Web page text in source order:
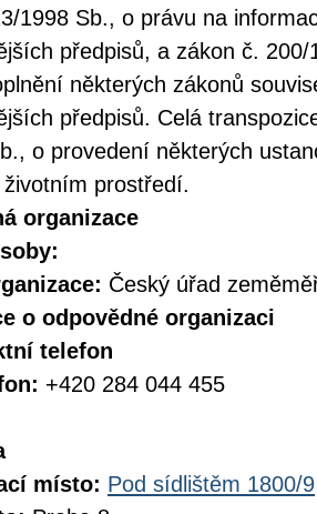
1998 Sb., o právu na
předpisů, a zákon č.
některých zákonů
předpisů. Celá
o provedení některých
prostředí.
organizace
Český úřad
o odpovědné organizaci
telefon
+420 284 044 455
místo: Pod sídlištěm 1800/9